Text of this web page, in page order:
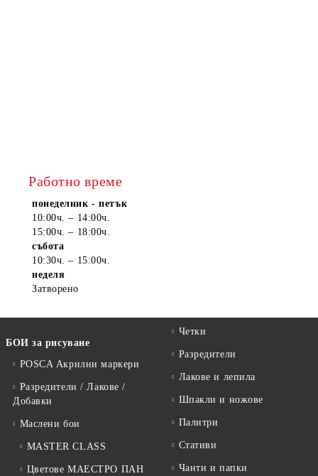
Работно време
понеделник - петък
10:00ч. – 14:00ч.
15:00ч. – 18:00ч.
събота
10:30ч. – 15:00ч.
неделя
Затворено
БОИ за рисуване
POSCA Акрилни маркери
Разредители / Лакове /
Добавки
Маслени бои
MASTER CLASS
Цветове МАЕСТРО ПАН
Четки
Разредители
Лакове и лепила
Шпакли и ножове
Палитри
Стативи
Чанти и папки